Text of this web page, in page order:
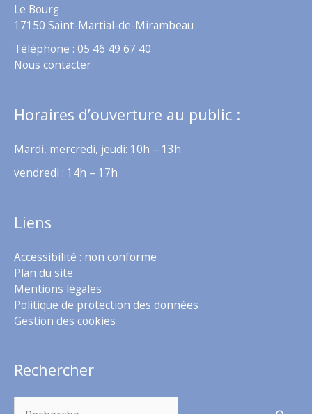
Le Bourg
17150 Saint-Martial-de-Mirambeau
Téléphone : 05 46 49 67 40
Nous contacter
Horaires d’ouverture au public :
Mardi, mercredi, jeudi: 10h – 13h
vendredi : 14h – 17h
Liens
Accessibilité : non conforme
Plan du site
Mentions légales
Politique de protection des données
Gestion des cookies
Rechercher